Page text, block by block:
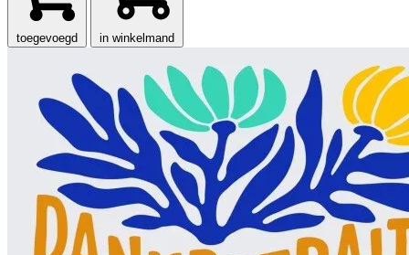
toegevoegd in winkelmand